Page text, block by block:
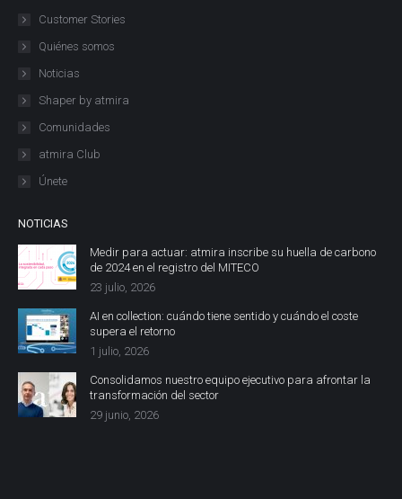
Customer Stories
Quiénes somos
Noticias
Shaper by atmira
Comunidades
atmira Club
Únete
NOTICIAS
Medir para actuar: atmira inscribe su huella de carbono
de 2024 en el registro del MITECO
23 julio, 2026
AI en collection: cuándo tiene sentido y cuándo el coste
supera el retorno
1 julio, 2026
Consolidamos nuestro equipo ejecutivo para afrontar la
transformación del sector
29 junio, 2026